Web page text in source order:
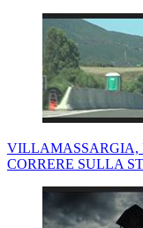
VILLAMASSARGIA,
CORRERE SULLA